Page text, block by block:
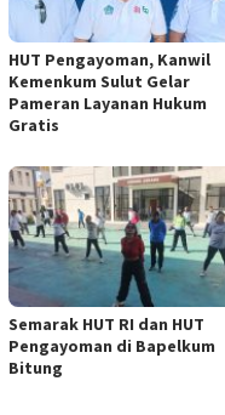
HUT Pengayoman, Kanwil
Kemenkum Sulut Gelar
Pameran Layanan Hukum
Gratis
Semarak HUT RI dan HUT
Pengayoman di Bapelkum
Bitung